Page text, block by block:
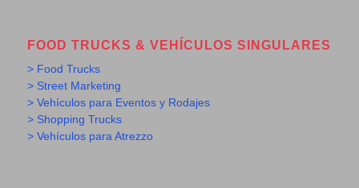
FOOD TRUCKS & VEHÍCULOS SINGULARES
> Food Trucks
> Street Marketing
> Vehículos para Eventos y Rodajes
> Shopping Trucks
> Vehículos para Atrezzo